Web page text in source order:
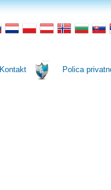
Kontakt Polica